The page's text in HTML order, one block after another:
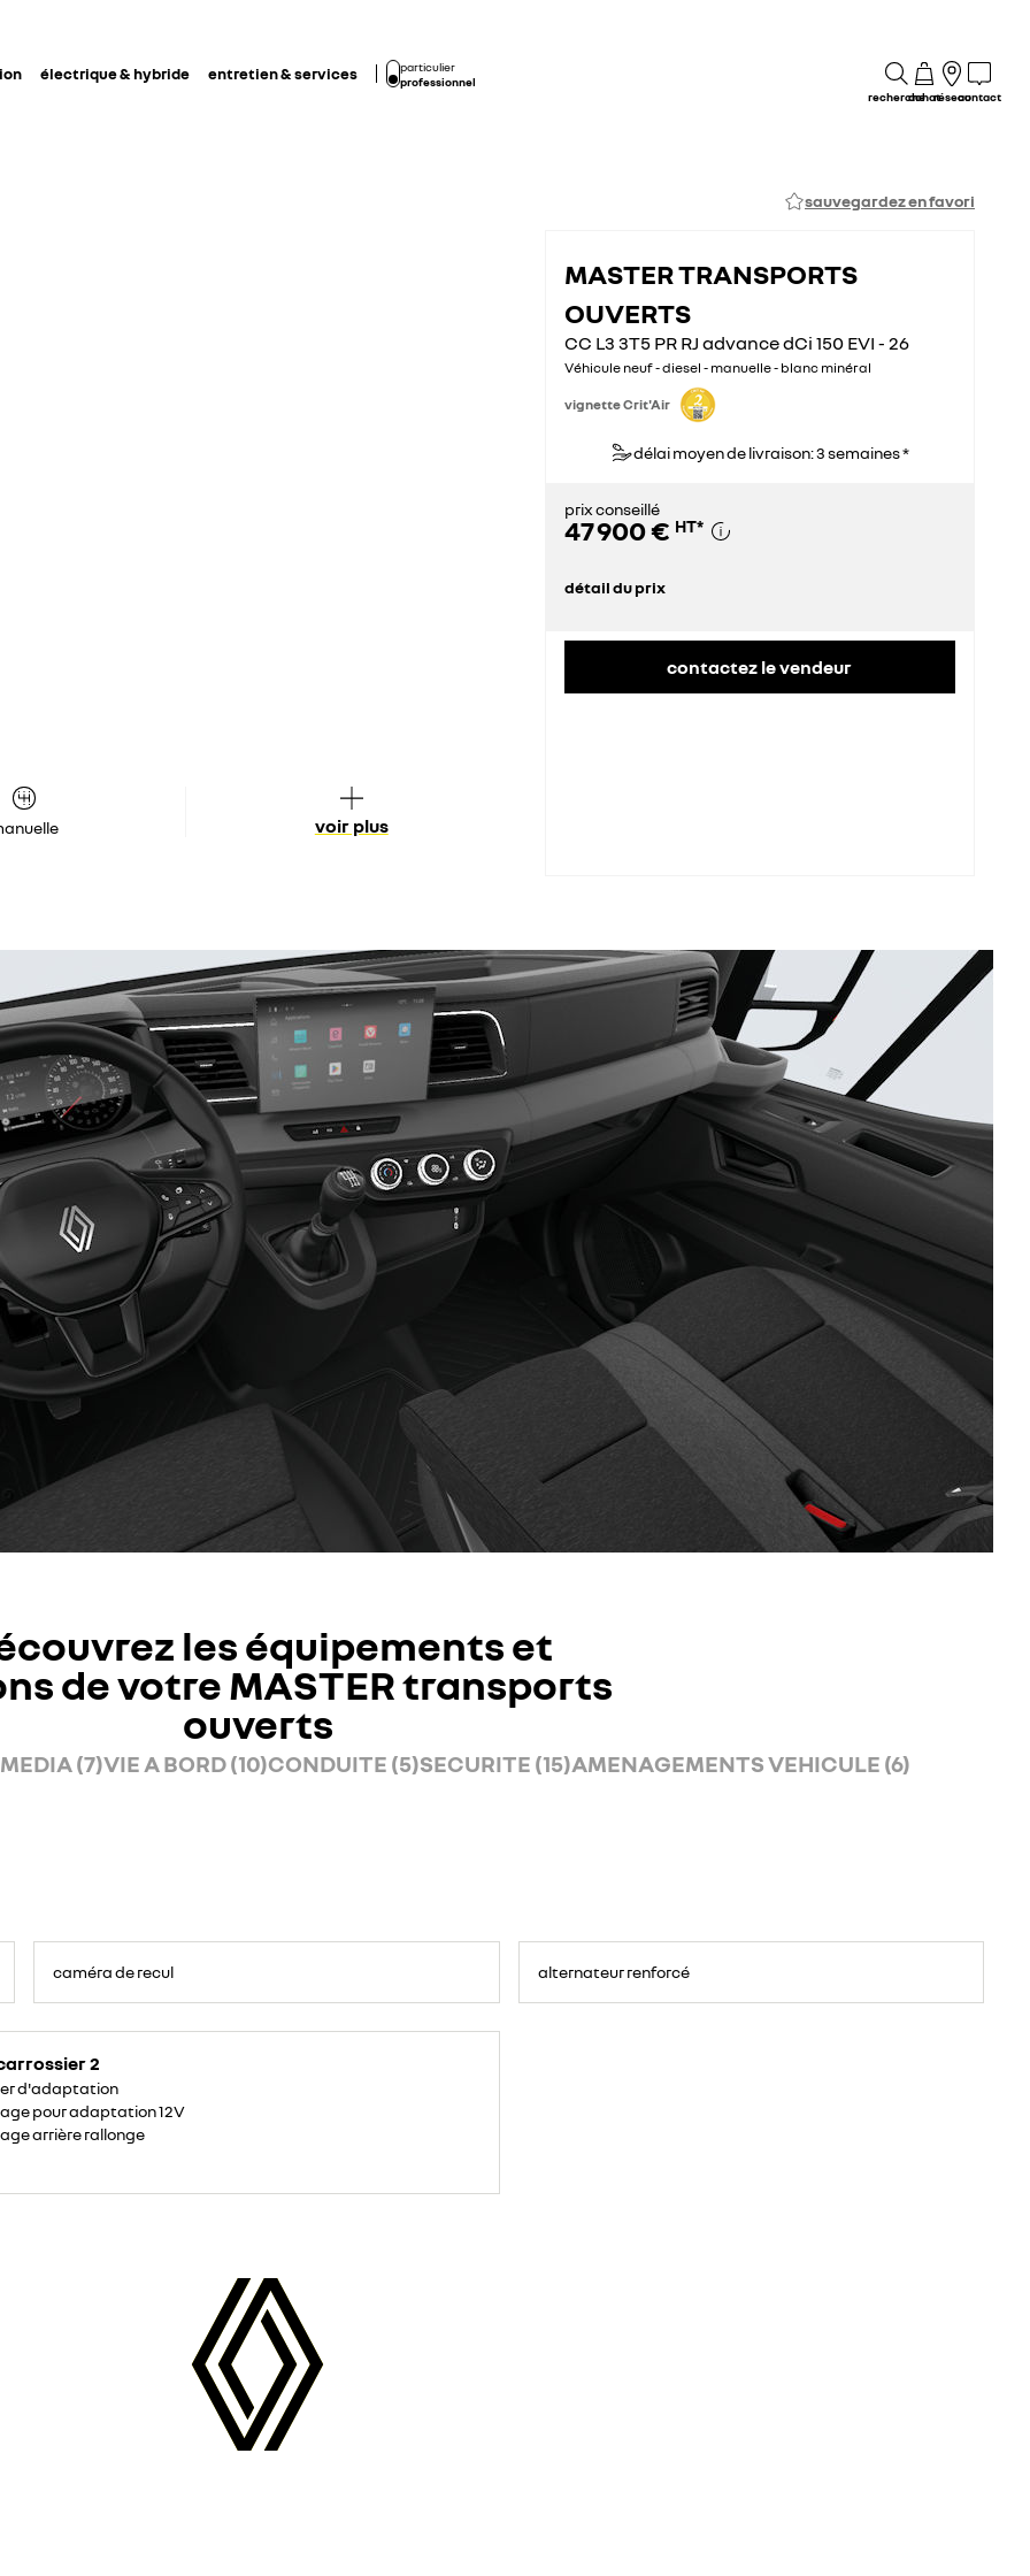
électrique & hybride entretien & services
particulier
professionnel
rechercheachatréseaucontact
sauvegardez en favori
voir plus
MASTER TRANSPORTS
OUVERTS
CC L3 3T5 PR RJ advance dCi 150 EVI - 26
Véhicule neuf - diesel - manuelle - blanc minéral
vignette Crit'Air
délai moyen de livraison: 3 semaines *
prix conseillé
47 900 € HT*
détail du prix
contactez le vendeur
les équipements et
de votre MASTER transports
ouverts
(7)VIE A BORD (10)CONDUITE (5)SECURITE (15)AMENAGEMENTS VEHICULE (6)
caméra de recul
2
d'adaptation
pour adaptation 12V
arrière rallonge
alternateur renforcé